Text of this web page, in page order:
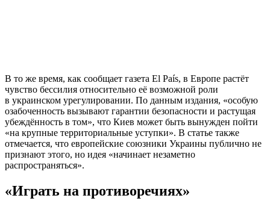
В то же время, как сообщает газета El País, в Европе растёт
чувство бессилия относительно её возможной роли
в украинском урегулировании. По данным издания, «особую
озабоченность вызывают гарантии безопасности и растущая
убеждённость в том», что Киев может быть вынужден пойти
«на крупные территориальные уступки». В статье также
отмечается, что европейские союзники Украины публично не
признают этого, но идея «начинает незаметно
распространяться».
«Играть на противоречиях»